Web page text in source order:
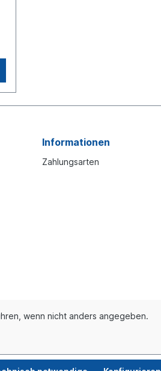
Informationen
Zahlungsarten
wenn nicht anders angegeben.